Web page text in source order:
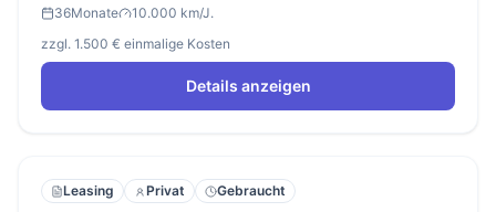
36Monate
10.000 km/J.
zzgl. 1.500 € einmalige Kosten
Details anzeigen
Leasing Privat Gebraucht